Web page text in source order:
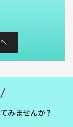
みませんか？